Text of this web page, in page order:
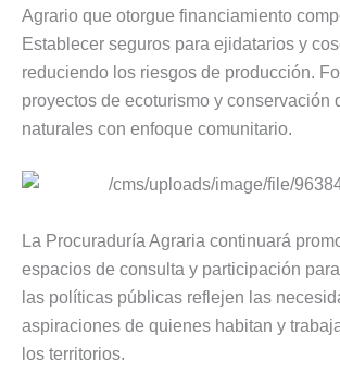
Agrario que otorgue financiamiento
Establecer seguros para ejidatarios y
reduciendo los riesgos de producción.
proyectos de ecoturismo y conservación
naturales con enfoque comunitario.
La Procuraduría Agraria continuará
espacios de consulta y participación
las políticas públicas reflejen las
aspiraciones de quienes habitan y
los territorios.